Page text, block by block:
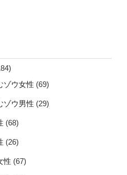
ゾウ女性 (69)
ゾウ男性 (29)
(68)
(26)
性 (67)